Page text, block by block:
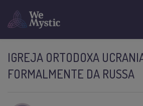
IGREJA ORTODOXA
FORMALMENTE DA RUSSA